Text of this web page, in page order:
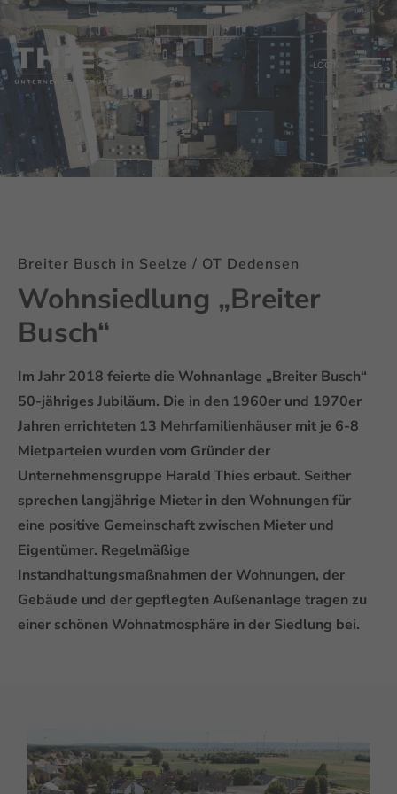
LOGIN
Breiter Busch in Seelze / OT Dedensen
Wohnsiedlung „Breiter
Busch“
Im Jahr 2018 feierte die Wohnanlage „Breiter Busch“
50-jähriges Jubiläum. Die in den 1960er und 1970er
Jahren errichteten 13 Mehrfamilienhäuser mit je 6-8
Mietparteien wurden vom Gründer der
Unternehmensgruppe Harald Thies erbaut. Seither
sprechen langjährige Mieter in den Wohnungen für
eine positive Gemeinschaft zwischen Mieter und
Eigentümer. Regelmäßige
Instandhaltungsmaßnahmen der Wohnungen, der
Gebäude und der gepflegten Außenanlage tragen zu
einer schönen Wohnatmosphäre in der Siedlung bei.